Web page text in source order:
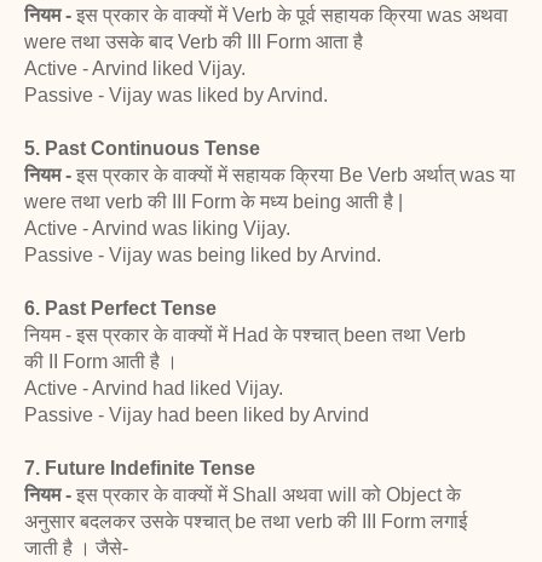
नियम - इस प्रकार के वाक्यों में Verb के पूर्व सहायक क्रिया was अथवा
were तथा उसके बाद Verb की III Form आता है
Active - Arvind liked Vijay.
Passive - Vijay was liked by Arvind.
5. Past Continuous Tense
नियम - इस प्रकार के वाक्यों में सहायक क्रिया Be Verb अर्थात्was या
were तथा verb की III Form के मध्य being आती है |
Active - Arvind was liking Vijay.
Passive - Vijay was being liked by Arvind.
6. Past Perfect Tense
नियम - इस प्रकार के वाक्यों में Had के पश्चात् been तथा Verb
की II Form आती है ।
Active - Arvind had liked Vijay.
Passive - Vijay had been liked by Arvind
7. Future Indefinite Tense
नियम - इस प्रकार के वाक्यों में Shall अथवा will को Object के
अनुसार बदलकर उसके पश्चात् be तथा verb की III Form लगाई
जाती है । जैसे-